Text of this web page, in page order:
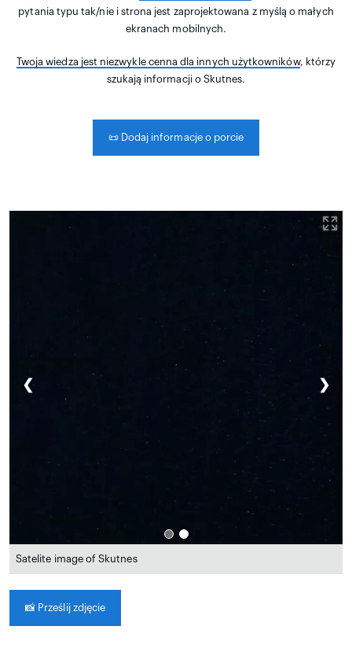
pytania typu tak/nie i strona jest zaprojektowana z myślą o małych
ekranach mobilnych.
Twoja wiedza jest niezwykle cenna dla innych użytkowników, którzy
szukają informacji o Skutnes.
📜Dodaj informacje o porcie
❮ ❯
Satelite image of Skutnes
📸 Prześlij zdjęcie